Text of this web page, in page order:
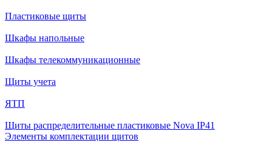
Пластиковые щиты
Шкафы напольные
Шкафы телекоммуникационные
Щиты учета
ЯТП
Щиты распределительные пластиковые Nova IP41
Элементы комплектации щитов